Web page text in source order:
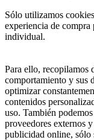
Sólo utilizamos
experiencia de
individual.
Para ello, recopilamos
comportamiento y sus
optimizar
contenidos
uso. También
proveedores externos
publicidad online, sólo